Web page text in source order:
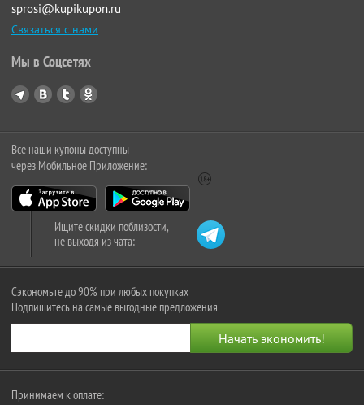
sprosi@kupikupon.ru
Связаться с нами
Мы в Соцсетях
Все наши купоны доступны
через Мобильное Приложение:
Ищите скидки поблизости,
не выходя из чата:
Сэкономьте до 90% при любых покупках
Подпишитесь на самые выгодные предложения
Принимаем к оплате: